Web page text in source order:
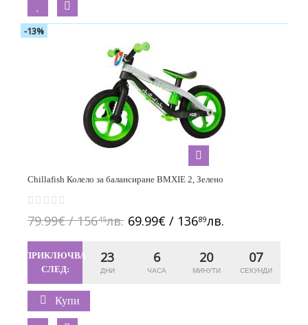
Chillafish Колело за балансиране BMXIE 2, Зелено
79.99€ / 15645лв. 69.99€ / 13689лв.
ПРИКЛЮЧВА
СЛЕД:
23 6 20 06
Купи
-13%